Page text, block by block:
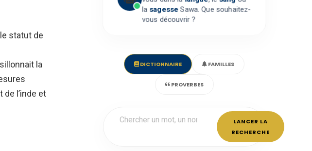
statut de
la
l’inde et
la sagesseSawa. Que souhaitez-
vous découvrir ?
DICTIONNAIRE FAMILLES
PROVERBES
LANCER LA
RECHERCHE